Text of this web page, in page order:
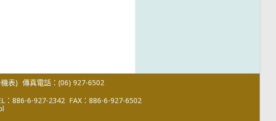
表) 傳真電話：(06) 927-6502
：886-6-927-2342 FAX：886-6-927-6502